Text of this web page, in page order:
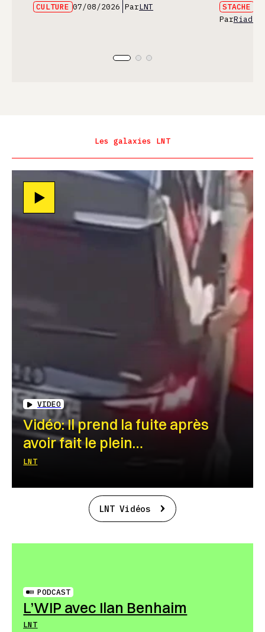
CULTURE 07/08/2026 ParLNT STACHE
ParRiad
Les galaxies LNT
VIDEO
Vidéo: Il prend la fuite après
avoir fait le plein…
LNT
LNT Vidéos
PODCAST
L’WIP avec Ilan Benhaim
LNT